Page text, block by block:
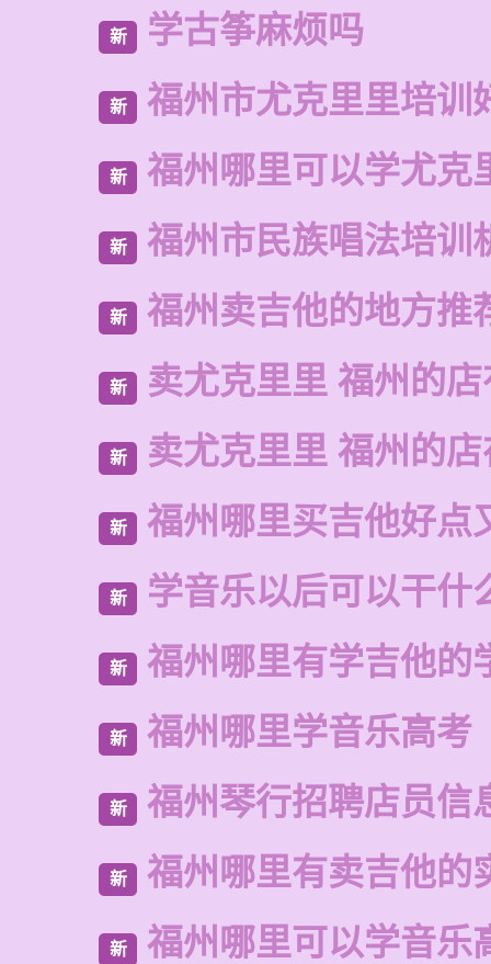
新 学古筝麻烦吗
新 福州市尤克里里培训
新 福州哪里可以学尤克
新 福州市民族唱法培训
新 福州卖吉他的地方推
新 卖尤克里里 福州的
新 卖尤克里里 福州的
新 福州哪里买吉他好点
新 学音乐以后可以干什
新 福州哪里有学吉他的
新 福州哪里学音乐高考
新 福州琴行招聘店员信
新 福州哪里有卖吉他的
新 福州哪里可以学音乐